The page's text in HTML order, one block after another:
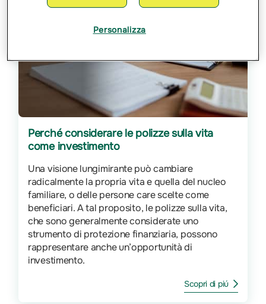
Perché considerare le polizze sulla vita
come investimento
Una visione lungimirante può cambiare
radicalmente la propria vita e quella del nucleo
familiare, o delle persone care scelte come
beneficiari. A tal proposito, le polizze sulla vita,
che sono generalmente considerate uno
strumento di protezione finanziaria, possono
rappresentare anche un’opportunità di
investimento.
Scopri di piú
Personalizza